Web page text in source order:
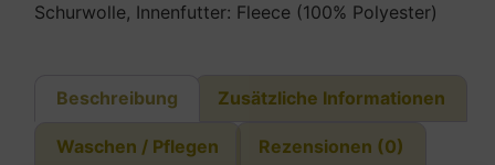
Schurwolle, Innenfutter: Fleece (100% Polyester)
Beschreibung Zusätzliche Informationen
Waschen / Pflegen Rezensionen (0)